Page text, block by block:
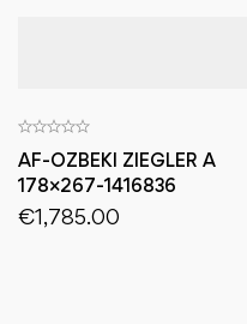
AF-OZBEKI ZIEGLER A
178×267-1416836
€1,785.00